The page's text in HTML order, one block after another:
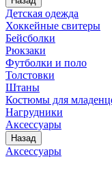
Детская одежда
Хоккейные свитеры
Бейсболки
Рюкзаки
Футболки и поло
Толстовки
Штаны
Костюмы для
Нагрудники
Аксессуары
Назад
Аксессуары